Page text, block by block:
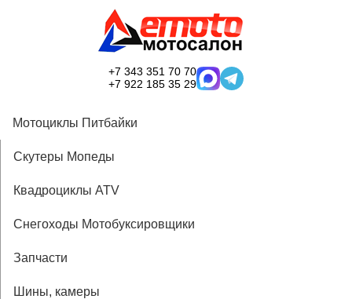
+7 343 351 70 70
+7 922 185 35 29
Мотоциклы Питбайки
Скутеры Мопеды
Квадроциклы ATV
Снегоходы Мотобуксировщики
Запчасти
Шины, камеры